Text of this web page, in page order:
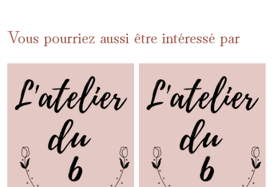
Vous pourriez aussi être intéressé par